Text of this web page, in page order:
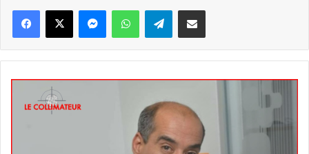
WhatsApp Telegram